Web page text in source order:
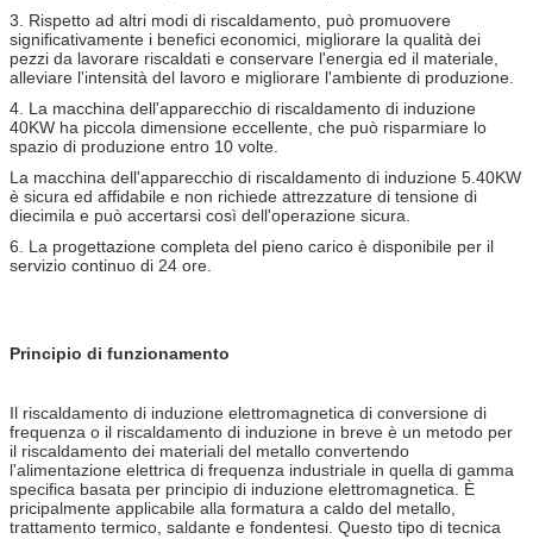
3. Rispetto ad altri modi di riscaldamento, può promuovere
significativamente i benefici economici, migliorare la qualità dei
pezzi da lavorare riscaldati e conservare l'energia ed il materiale,
alleviare l'intensità del lavoro e migliorare l'ambiente di produzione.
4. La macchina dell'apparecchio di riscaldamento di induzione
40KW ha piccola dimensione eccellente, che può risparmiare lo
spazio di produzione entro 10 volte.
La macchina dell'apparecchio di riscaldamento di induzione 5.40KW
è sicura ed affidabile e non richiede attrezzature di tensione di
diecimila e può accertarsi così dell'operazione sicura.
6. La progettazione completa del pieno carico è disponibile per il
servizio continuo di 24 ore.
Principio di funzionamento
Il riscaldamento di induzione elettromagnetica di conversione di
frequenza o il riscaldamento di induzione in breve è un metodo per
il riscaldamento dei materiali del metallo convertendo
l'alimentazione elettrica di frequenza industriale in quella di gamma
specifica basata per principio di induzione elettromagnetica. È
pricipalmente applicabile alla formatura a caldo del metallo,
trattamento termico, saldante e fondentesi. Questo tipo di tecnica